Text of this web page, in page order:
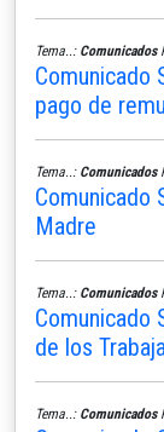
Tema..: Comunicados
Comunicado
pago de
Tema..: Comunicados
Comunicado
Madre
Tema..: Comunicados
Comunicado
de los
Tema..: Comunicados